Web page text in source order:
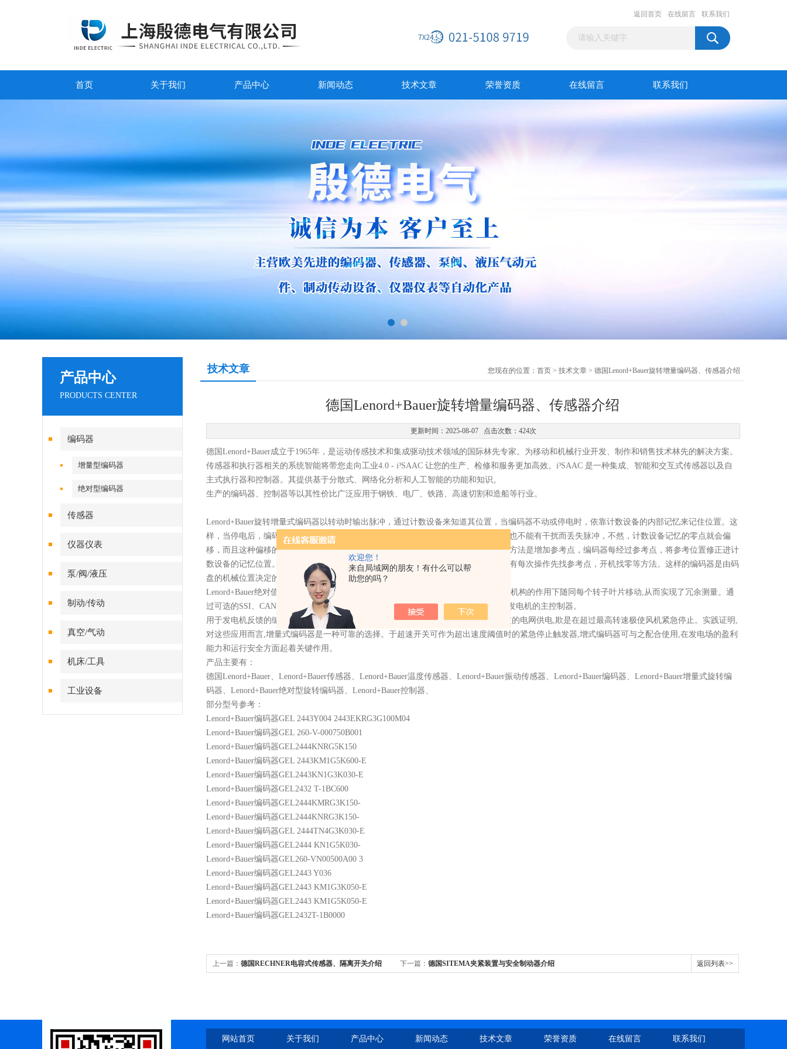
欢迎您！
来自局域网的朋友！有什么可以帮
助您的吗？
返回首页 在线留言 联系我们
首页 关于我们 产品中心 新闻动态 技术文章 荣誉资质 在线留言 联系我们
产品中心
PRODUCTS CENTER
编码器
增量型编码器
绝对型编码器
传感器
仪器仪表
泵/阀/液压
制动/传动
真空/气动
机床/工具
工业设备
技术文章 您现在的位置： 首页 > 技术文章 > 德国Lenord+Bauer旋转增量编码器、传感器介绍
德国Lenord+Bauer旋转增量编码器、传感器介绍
更新时间：2025-08-07 点击次数：424次
德国 Lenord+Bauer成立于1965年 ， 是运动传感技术和集成驱动技术领域的国际林先专家。为移动和机械行业开发、制作和销售技术林先的解决方案。
传感器和执行器相关的系统智能将带您走向工业4.0 - i³SAAC 让您的生产、检修和服务更加高效。i³SAAC 是一种集成、智能和交互式传感器以及自
主式执行器和控制器。其提供基于分散式、网络化分析和人工智能的功能和知识。
生产的编码器、控制器等以其性价比广泛应用于钢铁、电厂、铁路、高速切割和造船等行业。
Lenord+Bauer旋转增量式编码器以转动时输出脉冲，通过计数设备来知道其位置，当编码器不动或停电时，依靠计数设备的内部记忆来记住位置。这
样，当停电后，编码器不能有任何的移动，当来电工作时，编码器输出脉冲过程中，也不能有干扰而丢失脉冲，不然，计数设备记忆的零点就会偏
移，而且这种偏移的量是无从知道的，只有错误的生产结果出现后才能知道。解决的方法是增加参考点，编码器每经过参考点，将参考位置修正进计
数设备的记忆位置。在参考点以前，是不能保证位置的准确性的。为此，在工控中就有每次操作先找参考点，开机找零等方法。这样的编码器是由码
盘的机械位置决定的，它不受停电、干扰的影响。
Lenord+Bauer绝对值编码器可采用通孔和轴型设计。它们集成在桨距系统中,并在偏航机构的作用下随同每个转子叶片移动,从而实现了冗余测量。通
过可选的SSI、CANopen、 Ethernet或其它现场总线接口 ,所采集的数值被传输至风力发电机的主控制器。
用于发电机反馈的编码器：发电机转速是风力发电场运行的重要因素:首先是确保稳定的电网供电,欺是在超过最高转速极使风机紧急停止。实践证明 ,
对这些应用而言,增量式编码器是一种可靠的选择。于超速开关可作为超出速度阈值时的紧急停止触发器,增式编码器可与之配合使用,在发电场的盈利
能力和运行安全方面起着关键作用。
产品主要有：
德国 Lenord+Bauer、 Lenord+Bauer传感器 、 Lenord+Bauer温度传感器、 Lenord+Bauer振动传感器 、 Lenord+Bauer编码器、Lenord+Bauer增量式旋转编
码器、 Lenord+Bauer绝对型旋转编码器、 Lenord+Bauer控制器、
部分型号参考 ：
Lenord+Bauer编码器GEL 2443Y004 2443EKRG3G100M04
Lenord+Bauer编码器GEL 260-V-000750B001
Lenord+Bauer编码器GEL2444KNRG5K150
Lenord+Bauer编码器GEL 2443KM1G5K600-E
Lenord+Bauer编码器GEL2443KN1G3K030-E
Lenord+Bauer编码器GEL2432 T-1BC600
Lenord+Bauer编码器GEL2444KMRG3K150-
Lenord+Bauer编码器GEL2444KNRG3K150-
Lenord+Bauer编码器GEL 2444TN4G3K030-E
Lenord+Bauer编码器GEL2444 KN1G5K030-
Lenord+Bauer编码器GEL260-VN00500A00 3
Lenord+Bauer编码器GEL2443 Y036
Lenord+Bauer编码器GEL2443 KM1G3K050-E
Lenord+Bauer编码器GEL2443 KM1G5K050-E
Lenord+Bauer编码器GEL2432T-1B0000
上一篇： 德国RECHNER电容式传感器、隔离开关介绍 下一篇： 德国SITEMA夹紧装置与安全制动器介绍 返回列表>>
网站首页 关于我们 产品中心 新闻动态 技术文章 荣誉资质 在线留言 联系我们